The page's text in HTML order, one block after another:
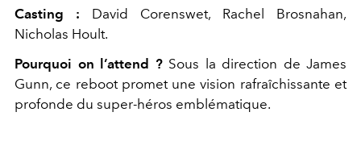
Casting : David Corenswet, Rachel Brosnahan,
Nicholas Hoult.
Pourquoi on l’attend ? Sous la direction de James
Gunn, ce reboot promet une vision rafraîchissante et
profonde du super-héros emblématique.